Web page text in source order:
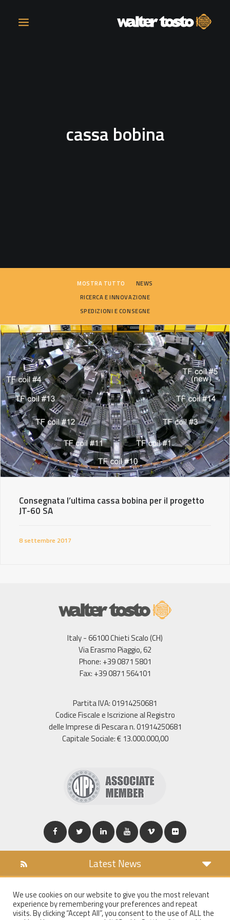
ATTIVITÀcassa bobina
MOSTRA TUTTO
NEWS
RICERCA E INNOVAZIONE
SPEDIZIONI E CONSEGNE
Consegnata l’ultima cassa bobina per il progetto
JT-60 SA
8 settembre 2017
Italy - 66100 Chieti Scalo (CH)
Via Erasmo Piaggio, 62
Phone: +39 0871 5801
Fax: +39 0871 564101
Partita IVA: 01914250681
Codice Fiscale e Iscrizione al Registro
delle Imprese di Pescara n. 01914250681
Capitale Sociale: € 13.000.000,00
Latest News
COOKIES POLICY
PRIVACY POLICY
We use cookies on our website to give you the most relevant
experience by remembering your preferences and repeat
visits. By clicking “Accept All”, you consent to the use of ALL the